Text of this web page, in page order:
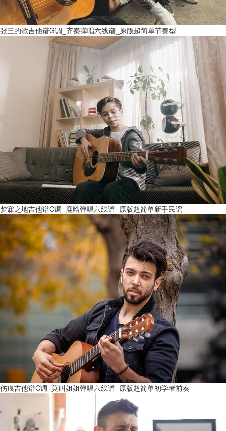
张三的歌吉他谱G调_齐秦弹唱六线谱_原版超简单节奏型
梦寐之地吉他谱C调_鹿晗弹唱六线谱_原版超简单新手民谣
伤痕吉他谱C调_莫叫姐姐弹唱六线谱_原版超简单初学者前奏